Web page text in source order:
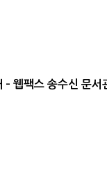
웹팩스 송수신 문서